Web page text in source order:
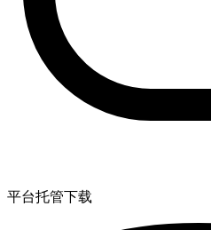
平台托管下载